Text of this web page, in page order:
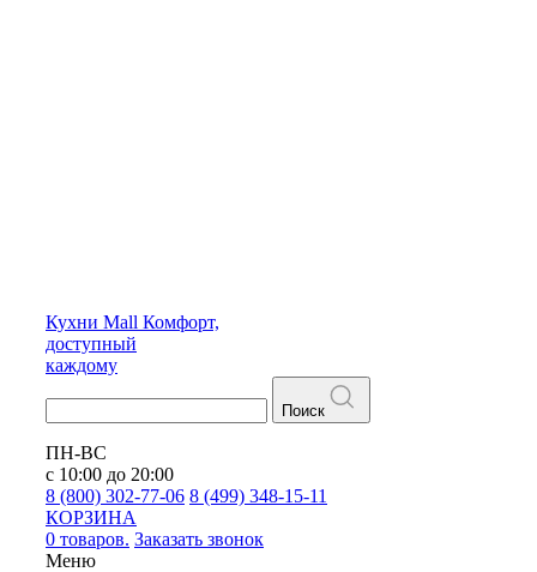
Кухни Mall Комфорт,
доступный
каждому
Поиск
ПН-ВС
с 10:00 до 20:00
8 (800) 302-77-06 8 (499) 348-15-11
КОРЗИНА
0 товаров. Заказать звонок
Меню